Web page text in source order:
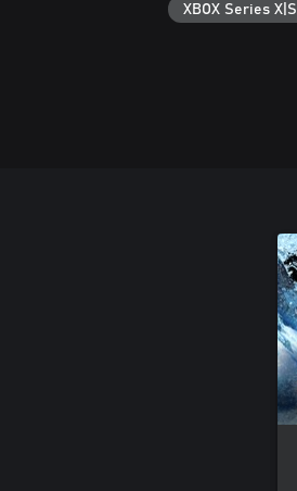
XBOX Series X|S